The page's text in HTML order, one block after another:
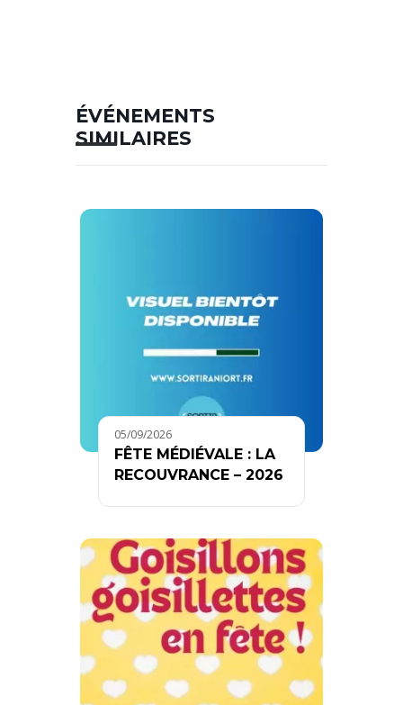
ÉVÉNEMENTS
SIMILAIRES
05/09/2026
FÊTE MÉDIÉVALE : LA
RECOUVRANCE – 2026